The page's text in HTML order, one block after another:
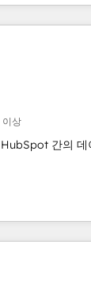
이상
간의 데